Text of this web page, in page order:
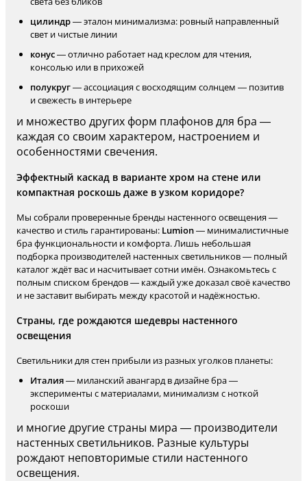
цилиндр— эталон минимализма: ровный направленный
свет и чистые линии
конус— отлично работает над креслом для чтения,
консолью или в прихожей
полукруг— ассоциация с восходящим солнцем — позитив
и свежесть в интерьере
и множество других форм плафонов для бра —
каждая со своим характером, настроением и
особенностями свечения.
Эффектный каскад в варианте хром на стене или
компактная роскошь даже в узком коридоре?
Мы собрали проверенные бренды настенного освещения —
качество и стиль гарантированы: Lumion— минималистичные
бра функциональности и комфорта. Лишь небольшая
подборка производителей настенных светильников — полный
каталог ждёт вас и насчитывает сотни имён. Ознакомьтесь с
полным списком брендов — каждый уже доказал своё качество
и не заставит выбирать между красотой и надёжностью.
Страны, где рождаются шедевры настенного
освещения
Светильники для стен прибыли из разных уголков планеты:
Италия— миланский авангард в дизайне бра —
эксперименты с материалами, минимализм с ноткой
роскоши
и многие другие страны мира — производители
настенных светильников. Разные культуры
рождают неповторимые стили настенного
освещения.